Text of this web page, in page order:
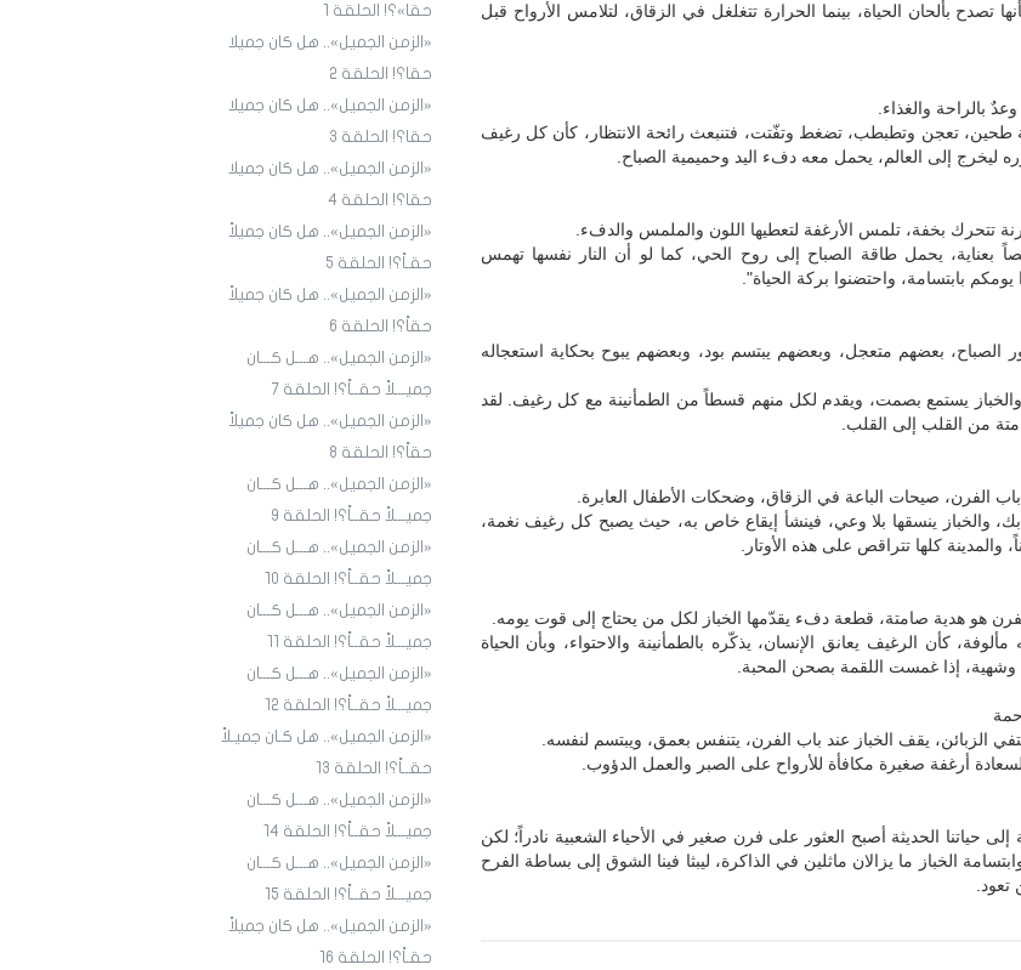
حقا»؟! الحلقة 1
«الزمن الجميل».. هل كان جميلا
حقا؟! الحلقة 2
«الزمن الجميل».. هل كان جميلا
حقا؟! الحلقة 3
«الزمن الجميل».. هل كان جميلا
حقا؟! الحلقة 4
«الزمن الجميل».. هل كان جميلاً
حقـاً؟! الحلقة 5
«الزمن الجميل».. هل كان جميلاً
حقاً؟! الحلقة 6
«الزمن الجميل».. هـــل كـــان
جميـــلاً حقــاً؟! الحلقة 7
«الزمن الجميل».. هل كان جميلاً
حقاً؟! الحلقة 8
«الزمن الجميل».. هـــل كـــان
جميـــلاً حقــاً؟! الحلقة 9
«الزمن الجميل».. هـــل كـــان
جميـــلاً حقــاً؟! الحلقة ١٠
«الزمن الجميل».. هـــل كـــان
جميـــلاً حقــاً؟! الحلقة ١1
«الزمن الجميل».. هـــل كـــان
جميـــلاً حقــاً؟! الحلقة ١2
«الزمن الجميل».. هل كـان جميـلاً
حقــاً؟! الحلقة ١3
«الزمن الجميل».. هـــل كـــان
جميـــلاً حقــاً؟! الحلقة ١4
«الزمن الجميل».. هـــل كـــان
جميـــلاً حقــاً؟! الحلقة 15
«الزمن الجميل».. هل كان جميلاً
حقـاً؟! الحلقة 16
تصدح بألحان الحياة، بينما الحرارة تتغلغل في الزقاق، لتلامس الأرواح قبل
بالراحة والغذاء.
طحين، تعجن وتطبطب، تضغط وتفّتت، فتنبعث رائحة الانتظار، كأن كل رغيف
ليخرج إلى العالم، يحمل معه دفء اليد وحميمية الصباح.
تتحرك بخفة، تلمس الأرغفة لتعطيها اللون والملمس والدفء.
يحمل طاقة الصباح إلى روح الحي، كما لو أن النار نفسها تهمس
يومكم بابتسامة، واحتضنوا بركة الحياة".
الصباح، بعضهم متعجل، وبعضهم يبتسم بود، وبعضهم يبوح بحكاية استعجاله
يستمع بصمت، ويقدم لكل منهم قسطاً من الطمأنينة مع كل رغيف. لقد
من القلب إلى القلب.
الفرن، صيحات الباعة في الزقاق، وضحكات الأطفال العابرة.
والخباز ينسقها بلا وعي، فينشأ إيقاع خاص به، حيث يصبح كل رغيف نغمة،
كلها تتراقص على هذه الأوتار.
هو هدية صامتة، قطعة دفء يقدّمها الخباز لكل من يحتاج إلى قوت يومه.
كأن الرغيف يعانق الإنسان، يذكّره بالطمأنينة والاحتواء، وبأن الحياة
إذا غمست اللقمة بصحن المحبة.
الزبائن، يقف الخباز عند باب الفرن، يتنفس بعمق، ويبتسم لنفسه.
أرغفة صغيرة مكافأة للأرواح على الصبر والعمل الدؤوب.
إلى حياتنا الحديثة أصبح العثور على فرن صغير في الأحياء الشعبية نادراً؛ لكن
الخباز ما يزالان ماثلين في الذاكرة، ليبثا فينا الشوق إلى بساطة الفرح
تعود.